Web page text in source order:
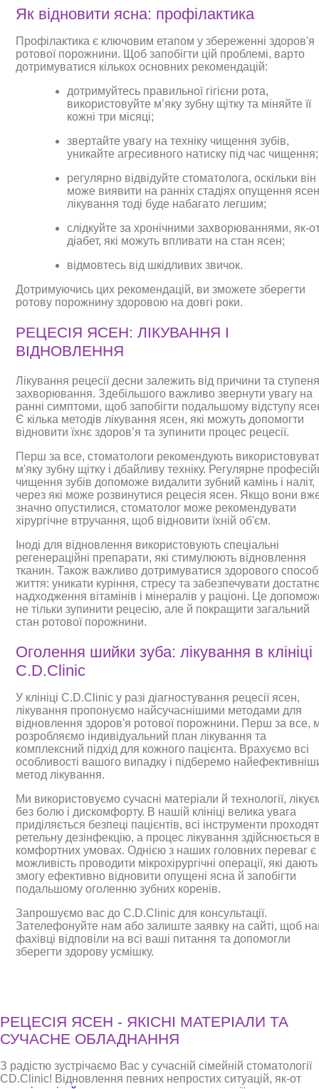
Як відновити ясна: профілактика
Профілактика є ключовим етапом у збереженні здоров'я
ротової порожнини. Щоб запобігти цій проблемі, варто
дотримуватися кількох основних рекомендацій:
дотримуйтесь правильної гігієни рота,
використовуйте м’яку зубну щітку та міняйте її
кожні три місяці;
звертайте увагу на техніку чищення зубів,
уникайте агресивного натиску під час чищення;
регулярно відвідуйте стоматолога, оскільки він
може виявити на ранніх стадіях опущення
лікування тоді буде набагато легшим;
слідкуйте за хронічними захворюваннями, як-
діабет, які можуть впливати на стан ясен;
відмовтесь від шкідливих звичок.
Дотримуючись цих рекомендацій, ви зможете зберегти
ротову порожнину здоровою на довгі роки.
РЕЦЕСІЯ ЯСЕН: ЛІКУВАННЯ І
ВІДНОВЛЕННЯ
Лікування рецесії десни залежить від причини та
захворювання. Здебільшого важливо звернути увагу на
ранні симптоми, щоб запобігти подальшому відступу
Є кілька методів лікування ясен, які можуть допомогти
відновити їхнє здоров’я та зупинити процес рецесії.
Перш за все, стоматологи рекомендують
м'яку зубну щітку і дбайливу техніку. Регулярне
чищення зубів допоможе видалити зубний камінь і наліт,
через які може розвинутися рецесія ясен. Якщо вони
значно опустилися, стоматолог може рекомендувати
хірургічне втручання, щоб відновити їхній об'єм.
Іноді для відновлення використовують спеціальні
регенераційні препарати, які стимулюють відновлення
тканин. Також важливо дотримуватися здорового
життя: уникати куріння, стресу та забезпечувати
надходження вітамінів і мінералів у раціоні. Це
не тільки зупинити рецесію, але й покращити загальний
стан ротової порожнини.
Оголення шийки зуба: лікування в клініці
C.D.Clinic
У клініці C.D.Clinic у разі діагностування рецесії ясен,
лікування пропонуємо найсучаснішими методами для
відновлення здоров'я ротової порожнини. Перш за все,
розробляємо індивідуальний план лікування та
комплексний підхід для кожного пацієнта. Врахуємо всі
особливості вашого випадку і підберемо
метод лікування.
Ми використовуємо сучасні матеріали й технології,
без болю і дискомфорту. В нашій клініці велика увага
приділяється безпеці пацієнтів, всі інструменти
ретельну дезінфекцію, а процес лікування здійснюється
комфортних умовах. Однією з наших головних переваг є
можливість проводити мікрохірургічні операції, які дають
змогу ефективно відновити опущені ясна й запобігти
подальшому оголенню зубних коренів.
Запрошуємо вас до C.D.Clinic для консультації.
Зателефонуйте нам або залиште заявку на сайті, щоб
фахівці відповіли на всі ваші питання та допомогли
зберегти здорову усмішку.
РЕЦЕСІЯ ЯСЕН - ЯКІСНІ МАТЕРІАЛИ ТА
СУЧАСНЕ ОБЛАДНАННЯ
З радістю зустрічаємо Вас у сучасній сімейній стоматології
CD.Clinic! Відновлення певних непростих ситуацій, як-от